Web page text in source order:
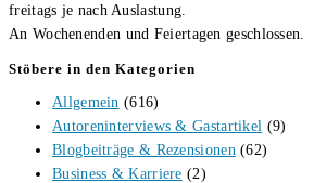
freitags je nach Auslastung.
An Wochenenden und Feiertagen geschlossen.
Stöbere in den Kategorien
Allgemein (616)
Autoreninterviews & Gastartikel (9)
Blogbeiträge & Rezensionen (62)
Business & Karriere (2)